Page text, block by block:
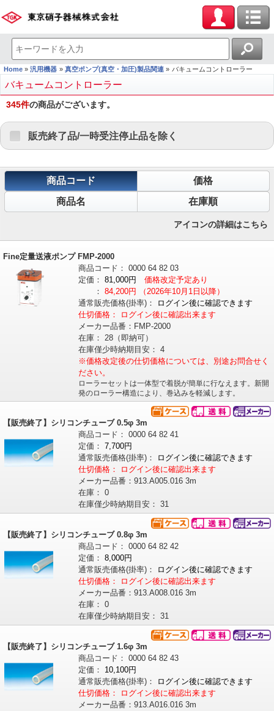
Home 汎用機器 真空ポンプ(真空・加圧)製品関連 バキュームコントローラー
バキュームコントローラー
345件の商品がございます。
販売終了品/一時受注停止品を除く
商品コード
価格
商品名
在庫順
アイコンの詳細はこちら
Fine定量送液ポンプ FMP-2000
商品コード： 0000 64 82 03
定価： 81,000円
価格改定予定あり
： 84,200円
（2026年10月1日以降）
通常販売価格(掛率)：
ログイン後に確認できます
仕切価格：
ログイン後に確認出来ます
メーカー品番： FMP-2000
在庫： 28（即納可）
在庫僅少時納期目安： 4
※価格改定後の仕切価格については、別途お問合せく
ださい。
ローラーセットは一体型で着脱が簡単に行なえます。新開
発のローラー構造により、巻込みを軽減します。
【販売終了】シリコンチューブ 0.5φ 3m
商品コード： 0000 64 82 41
定価： 7,700円
通常販売価格(掛率)：
ログイン後に確認できます
仕切価格：
ログイン後に確認出来ます
メーカー品番： 913.A005.016 3m
在庫： 0
在庫僅少時納期目安： 31
【販売終了】シリコンチューブ 0.8φ 3m
商品コード： 0000 64 82 42
定価： 8,000円
通常販売価格(掛率)：
ログイン後に確認できます
仕切価格：
ログイン後に確認出来ます
メーカー品番： 913.A008.016 3m
在庫： 0
在庫僅少時納期目安： 31
【販売終了】シリコンチューブ 1.6φ 3m
商品コード： 0000 64 82 43
定価：
10,100円
通常販売価格(掛率)：
ログイン後に確認できます
仕切価格：
ログイン後に確認出来ます
メーカー品番： 913.A016.016 3m